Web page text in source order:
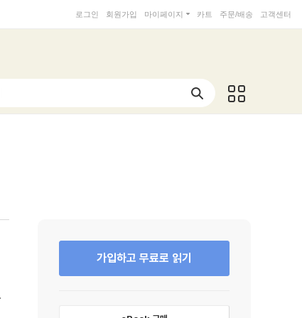
로그인 회원가입 마이페이지 카트 주문/배송 고객센터
가입하고 무료로 읽기